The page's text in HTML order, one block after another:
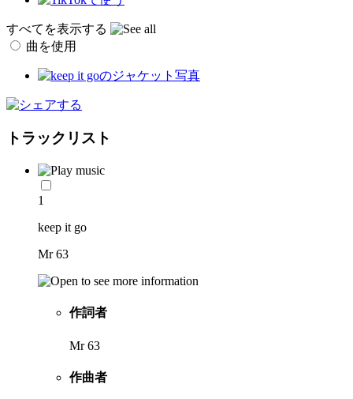
すべてを表示する
曲を使用
トラックリスト
1
keep it go
Mr 63
作詞者
Mr 63
作曲者